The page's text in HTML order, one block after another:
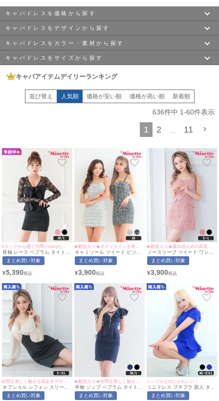
きちんとトレンドは抑えつつ他と被らないようなデザインで
シンプルなものから装飾品がついたものまで
ご用意しております。
どこよりも安い!最安値1,980円(税込)~に挑戦中です♪
ミニドレスから ロングドレス まで種類が豊富で
ボレロ
や バッグ や ヒール
もございます。
トレンドの韓国ドレスや、スタイルアップが叶うタイトドレス
また、大人気
ニットドレス
myMinetteなら、最新のキャバドレスがどこよりもお得に手に入ります。
特に初めて夜のお仕事される方、手に取りやすい価格帯で
一式取り揃えてみませんか？
5月・6月の初夏シーズンに向けて、涼しげなシアー素材（透け感）ドレスや
取りましょう！
キャバドレスを価格から探す
〜￥3,100 〜￥4,000 〜￥6,000
〜￥8,000 〜￥10,000
キャバドレスをデザインから探す
ミニドレス ロングドレス 膝丈ドレス
オフショル
ペプラムドレス キャミソール 韓国ドレス
キャバドレスをカラー・素材から探す
ホワイト ブラック ネイビー
レッド
ツイード レース ニット
キャバドレスをサイズから探す
XSサイズ Sサイズ
Lサイズ XLサイズ XXLサイズ
XXXXXLサイズ
キャバアイテムデイリーランキング
並び替え 人気順 価格が安い順 価格が高い順 新着順
636件中 1-60件表示
1 2 11
長袖 レース ペプラム タイト
ミニドレス (あいみん着用/M~L
サイズ対応) | myMinette/マイ
まとめ買い対象
¥5,390
キャミソール ツイード ビジュ
ー Luvique (あおぽん・れいた
ぴ着用/Mサイズ対応) |
まとめ買い対象
¥3,900
ノースリーブ ツイード ワンピ
ース フレア ミニドレス
Luvique (せいせい着用/S~Lサ
ネット
まとめ買い対象
¥3,900
オフショル シフォン スリーブ
タイト ミニドレス (せいせい着
用/S~XLサイズ対応)
まとめ買い対象
★殿堂入り★谷間を美しく魅せるクロスデザイン♡
半袖 ジップ ペプラム タイト
ミニドレス (ひなたまる着
用/M~Lサイズ対応) myMinette/
まとめ買い対象
シンプルなのにかわいい！
ミニドレス プチプラ 新人 タイ
ト ペプラム セクシー 半袖 低
身長 谷間 青 キャバドレス (ひ
まとめ買い対象